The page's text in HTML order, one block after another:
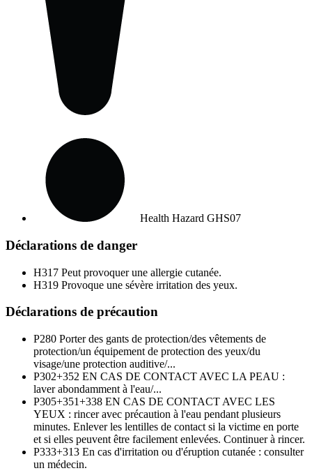
Health Hazard GHS07
Déclarations de danger
H317 Peut provoquer une allergie cutanée.
H319 Provoque une sévère irritation des yeux.
Déclarations de précaution
P280 Porter des gants de protection/des vêtements de
protection/un équipement de protection des yeux/du
visage/une protection auditive/...
P302+352 EN CAS DE CONTACT AVEC LA PEAU :
laver abondamment à l'eau/...
P305+351+338 EN CAS DE CONTACT AVEC LES
YEUX : rincer avec précaution à l'eau pendant plusieurs
minutes. Enlever les lentilles de contact si la victime en porte
et si elles peuvent être facilement enlevées. Continuer à rincer.
P333+313 En cas d'irritation ou d'éruption cutanée : consulter
un médecin.